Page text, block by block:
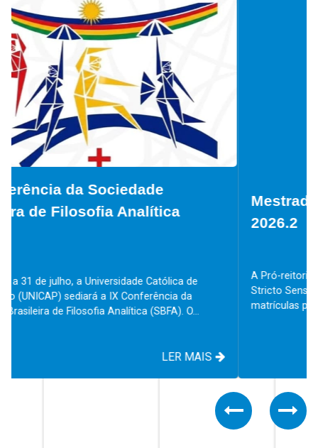
Mestrados e Doutorados - Matrícula
A Pró-reitoria Acadêmica e a Gerência da Pós-graduação
Stricto Sensu divulgam a abertura do período de
matrículas para o semestre 2026.2 para os(as)...
Previous